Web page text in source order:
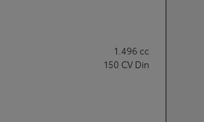
1.496 cc
150 CV Din